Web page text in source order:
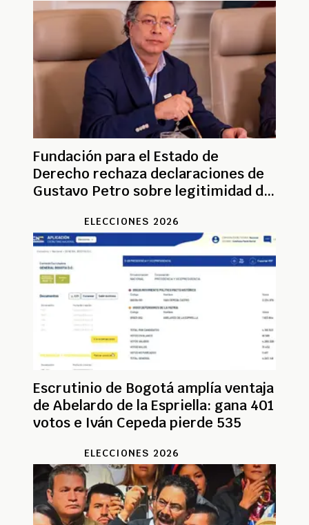
Fundación para el Estado de
Derecho rechaza declaraciones de
Gustavo Petro sobre legitimidad de
ELECCIONES 2026
Escrutinio de Bogotá amplía ventaja
de Abelardo de la Espriella: gana 401
votos e Iván Cepeda pierde 535
ELECCIONES 2026